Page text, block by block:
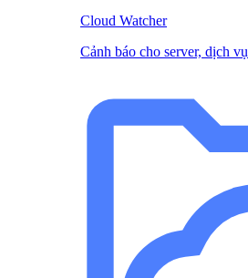
Cloud Watcher
Cảnh báo cho server, dịch vụ